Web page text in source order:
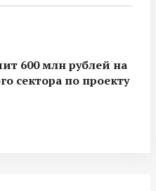
600 млн рублей на
сектора по проекту